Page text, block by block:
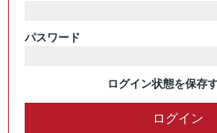
パスワード
ログイン状態を保存